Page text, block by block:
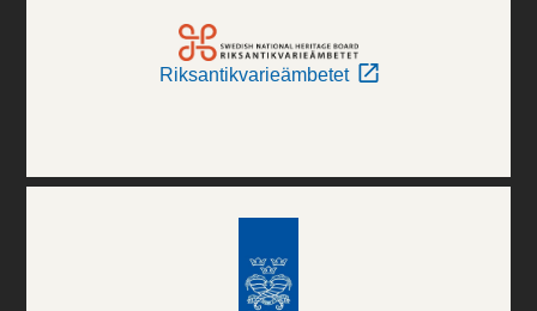
Riksantikvarieämbetet